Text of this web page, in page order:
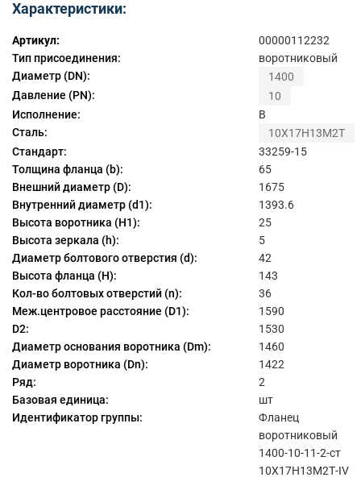
Характеристики:
Артикул:
00000112232
Тип присоединения:
воротниковый
Диаметр (DN):
1400
Давление (PN):
10
Исполнение:
B
Сталь:
10Х17Н13М2Т
Стандарт:
33259-15
Толщина фланца (b):
65
Внешний диаметр (D):
1675
Внутренний диаметр (d1):
1393.6
Высота воротника (H1):
25
Высота зеркала (h):
5
Диаметр болтового отверстия (d):
42
Высота фланца (H):
143
Кол-во болтовых отверстий (n):
36
Меж.центровое расстояние (D1):
1590
D2:
1530
Диаметр основания воротника (Dm):
1460
Диаметр воротника (Dn):
1422
Ряд:
2
Базовая единица:
шт
Идентификатор группы:
Фланец
воротниковый
1400-10-11-2-ст
10Х17Н13М2Т-IV